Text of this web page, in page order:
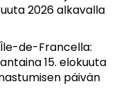
2026 alkavalla
de-Francella:
15. elokuuta
päivän